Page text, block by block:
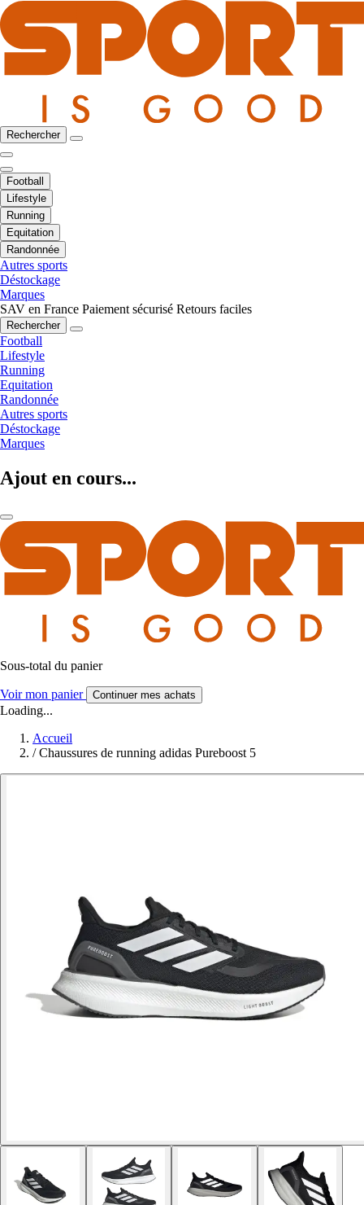
Rechercher
Football
Lifestyle
Running
Equitation
Randonnée
Autres sports
Déstockage
Marques
SAV en France Paiement sécurisé Retours faciles
Rechercher
Football
Lifestyle
Running
Equitation
Randonnée
Autres sports
Déstockage
Marques
Ajout en cours...
Sous-total du panier
Voir mon panier Continuer mes achats
Loading...
Accueil
/ Chaussures de running adidas Pureboost 5